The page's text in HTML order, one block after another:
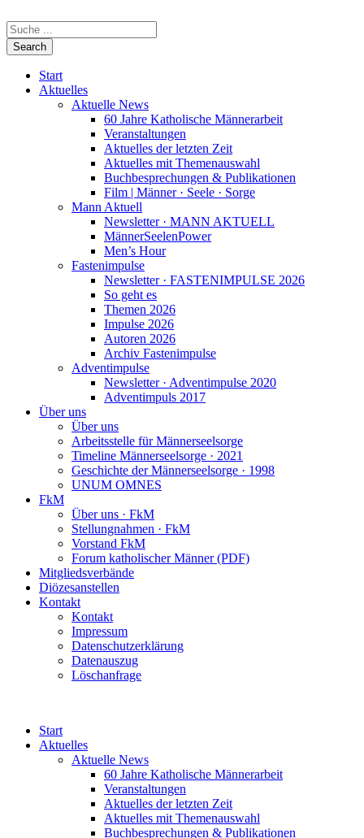
Start
Aktuelles
Aktuelle News
60 Jahre Katholische Männerarbeit
Veranstaltungen
Aktuelles der letzten Zeit
Aktuelles mit Themenauswahl
Buchbesprechungen & Publikationen
Film | Männer · Seele · Sorge
Mann Aktuell
Newsletter · MANN AKTUELL
MännerSeelenPower
Men’s Hour
Fastenimpulse
Newsletter · FASTENIMPULSE 2026
So geht es
Themen 2026
Impulse 2026
Autoren 2026
Archiv Fastenimpulse
Adventimpulse
Newsletter · Adventimpulse 2020
Adventimpuls 2017
Über uns
Über uns
Arbeitsstelle für Männerseelsorge
Timeline Männerseelsorge · 2021
Geschichte der Männerseelsorge · 1998
UNUM OMNES
FkM
Über uns · FkM
Stellungnahmen · FkM
Vorstand FkM
Forum katholischer Männer (PDF)
Mitgliedsverbände
Diözesanstellen
Kontakt
Kontakt
Impressum
Datenschutzerklärung
Datenauszug
Löschanfrage
Start
Aktuelles
Aktuelle News
60 Jahre Katholische Männerarbeit
Veranstaltungen
Aktuelles der letzten Zeit
Aktuelles mit Themenauswahl
Buchbesprechungen & Publikationen